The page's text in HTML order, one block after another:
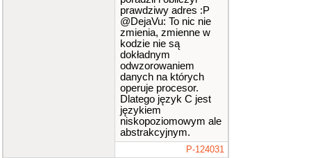
prawdziwy adres :P
@DejaVu: To nic nie
zmienia, zmienne w
kodzie nie są
dokładnym
odwzorowaniem
danych na których
operuje procesor.
Dlatego język C jest
językiem
niskopoziomowym ale
abstrakcyjnym.
P-124031